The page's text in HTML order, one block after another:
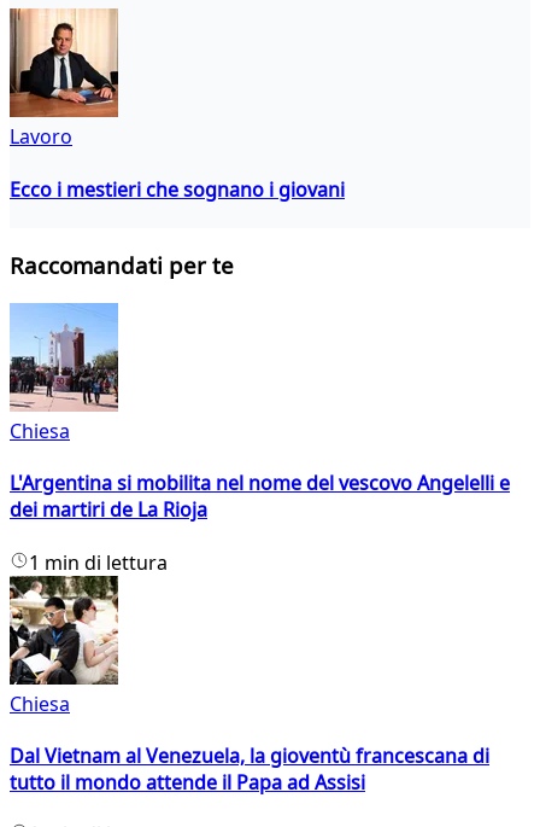
Lavoro
Ecco i mestieri che sognano i giovani
Raccomandati per te
Chiesa
L'Argentina si mobilita nel nome del vescovo Angelelli e
dei martiri de La Rioja
1 min di lettura
Chiesa
Dal Vietnam al Venezuela, la gioventù francescana di
tutto il mondo attende il Papa ad Assisi